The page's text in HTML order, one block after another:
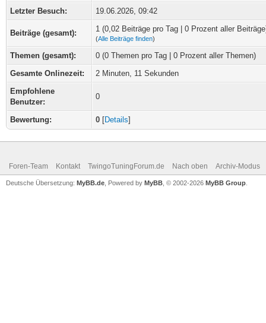
Letzter Besuch:
19.06.2026, 09:42
Beiträge (gesamt): 1 (0,02 Beiträge pro Tag | 0 Prozent aller
(Alle Beiträge finden)
Themen (gesamt):
0 (0 Themen pro Tag | 0 Prozent aller Themen)
Gesamte Onlinezeit:
2 Minuten, 11 Sekunden
Empfohlene
Benutzer:
0
Bewertung: 0 [Details]
Foren-Team Kontakt TwingoTuningForum.de Nach oben Archiv-Modus
Deutsche Übersetzung: MyBB.de , Powered by MyBB , © 2002-2026 MyBB Group